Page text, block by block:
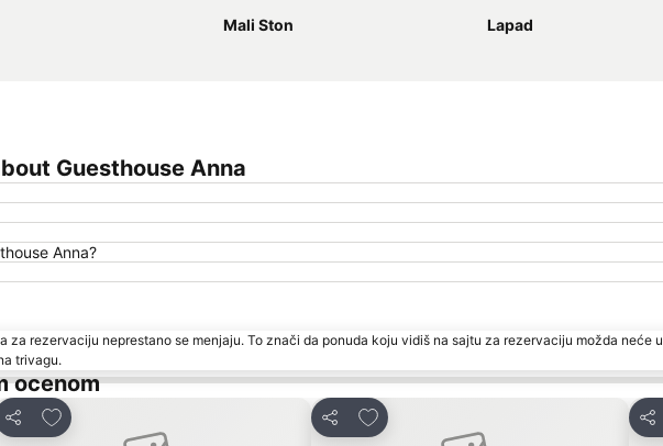
Mali Ston
Lapad
Guesthouse Anna
Anna?
za rezervaciju neprestano se menjaju. To znači da ponuda koju vidiš na sajtu za rezervaciju možda neće
trivagu.
ocenom
Deli
Dodati u favorite
Deli
Dodati u favorite
Deli